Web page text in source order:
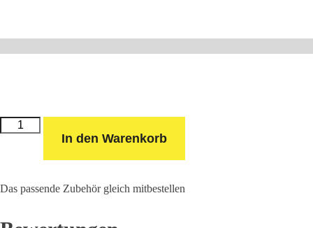
Fronius
Rucksack
In den Warenkorb
Das passende Zubehör gleich mitbestellen